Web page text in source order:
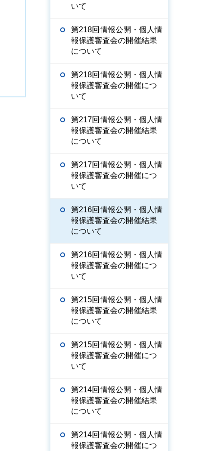
いて
第218回情報公開・個人情
報保護審査会の開催結果
について
第218回情報公開・個人情
報保護審査会の開催につ
いて
第217回情報公開・個人情
報保護審査会の開催結果
について
第217回情報公開・個人情
報保護審査会の開催につ
いて
第216回情報公開・個人情
報保護審査会の開催結果
について
第216回情報公開・個人情
報保護審査会の開催につ
いて
第215回情報公開・個人情
報保護審査会の開催結果
について
第215回情報公開・個人情
報保護審査会の開催につ
いて
第214回情報公開・個人情
報保護審査会の開催結果
について
第214回情報公開・個人情
報保護審査会の開催につ